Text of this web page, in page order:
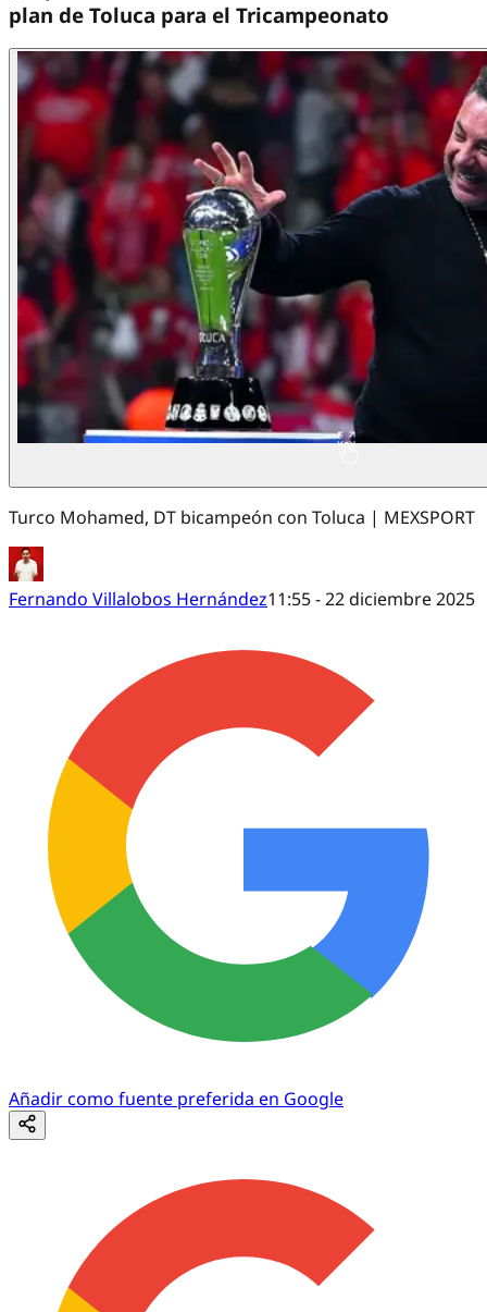
plan de Toluca para el Tricampeonato
Turco Mohamed, DT bicampeón con Toluca | MEXSPORT
Fernando Villalobos Hernández11:55 - 22 diciembre 2025
Añadir como fuente preferida en Google